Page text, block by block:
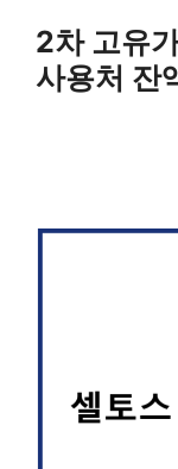
2차 고유
사용처 잔